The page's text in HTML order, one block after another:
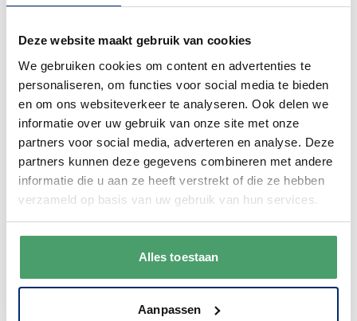
Deze website maakt gebruik van cookies
We gebruiken cookies om content en advertenties te
personaliseren, om functies voor social media te bieden
en om ons websiteverkeer te analyseren. Ook delen we
informatie over uw gebruik van onze site met onze
partners voor social media, adverteren en analyse. Deze
partners kunnen deze gegevens combineren met andere
informatie die u aan ze heeft verstrekt of die ze hebben
verzameld op basis van uw gebruik van hun services.
Alles toestaan
Aanpassen
€ 15,90
€ 21,95
Op voorraad
In winkelwagen
WaaromAnna?